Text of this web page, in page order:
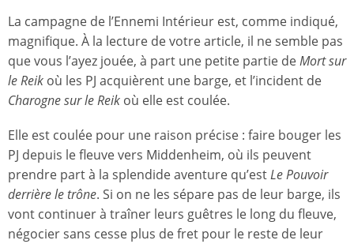
La campagne de l’Ennemi Intérieur est, comme indiqué,
magnifique. À la lecture de votre article, il ne semble pas
que vous l’ayez jouée, à part une petite partie deMort sur
le Reik où les PJ acquièrent une barge, et l’incident de
Charogne sur le Reik où elle est coulée.
Elle est coulée pour une raison précise : faire bouger les
PJ depuis le fleuve vers Middenheim, où ils peuvent
prendre part à la splendide aventure qu’estLe Pouvoir
derrière le trône. Si on ne les sépare pas de leur barge, ils
vont continuer à traîner leurs guêtres le long du fleuve,
négocier sans cesse plus de fret pour le reste de leur